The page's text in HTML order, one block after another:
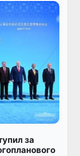
за